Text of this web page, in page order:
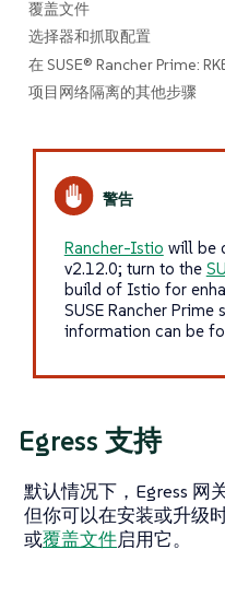
覆盖文件
选择器和抓取配置
在 SUSE® Rancher Prime:
项目网络隔离的其他步骤
Rancher-Istio will be
v2.12.0; turn to the
build of Istio for
SUSE Rancher
information can be
Egress 支持
默认情况下，Egress 网
但你可以在安装或升级
或覆盖文件启用它。